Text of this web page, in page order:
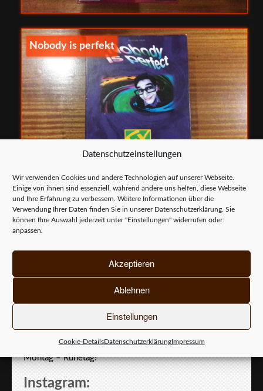
Datenschutzeinstellungen
Wir verwenden Cookies und andere Technologien auf unserer Webseite.
Einige von ihnen sind essenziell, während andere uns helfen, diese Webseite
und Ihre Erfahrung zu verbessern. Weitere Informationen über die
Verwendung Ihrer Daten finden Sie in unserer Datenschutzerklärung . Sie
können Ihre Auswahl jederzeit unter "Einstellungen" widerrufen oder
anpassen.
Akzeptieren
Ablehnen
Einstellungen
Cookie-DetailsDatenschutzerklärungImpressum
Nobody is perfekt
Das Bernstein:
Freitag & Samstag bis 03:00 Uhr
Montag – Ruhetag!
Instagram: